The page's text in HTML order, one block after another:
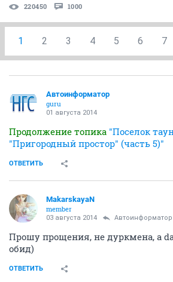
220450 1000
1 2 3 4 5 6 7
Автоинформатор
guru
01 августа 2014
Продолжение топика "Поселок
"Пригородный простор" (часть 5)"
ОТВЕТИТЬ
MakarskayaN
member
03 августа 2014 Автоинформатор
Прошу прощения, не дуркмена, а
обид)
ОТВЕТИТЬ